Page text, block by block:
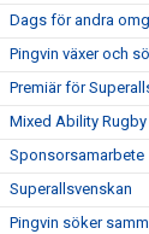
Dags för andra
Pingvin växer och
Premiär för
Mixed Ability Rugby
Sponsorsamarbete
Superallsvenskan
Pingvin söker